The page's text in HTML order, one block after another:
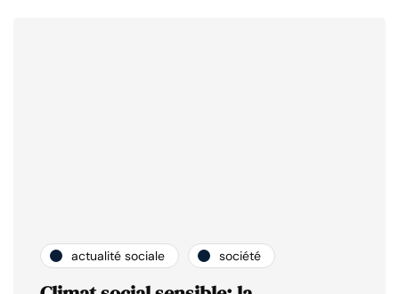
actualité sociale société